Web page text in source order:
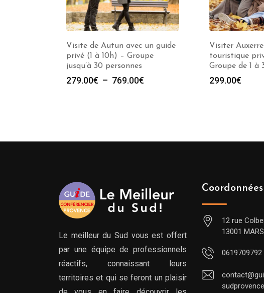
Visite de Autun avec un guide
privé (1 à 10h) – Groupe
jusqu’à 30 personnes
279.00€ – 769.00€
Visiter
touristique
Groupe de 1 à
299.00€
Le meilleur du Sud vous est offert
par une équipe de professionnels
réactifs, connaissant leurs
territoires et qui se feront un plaisir
Coordonnées
12 rue
13001
0619709792